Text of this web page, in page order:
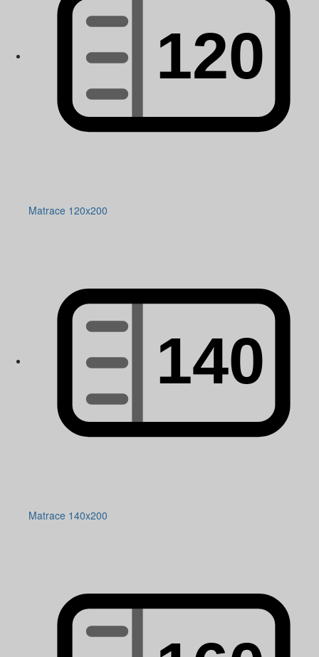
Matrace 120x200
Matrace 140x200